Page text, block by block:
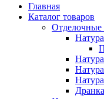
Главная
Каталог товаров
Отделочные